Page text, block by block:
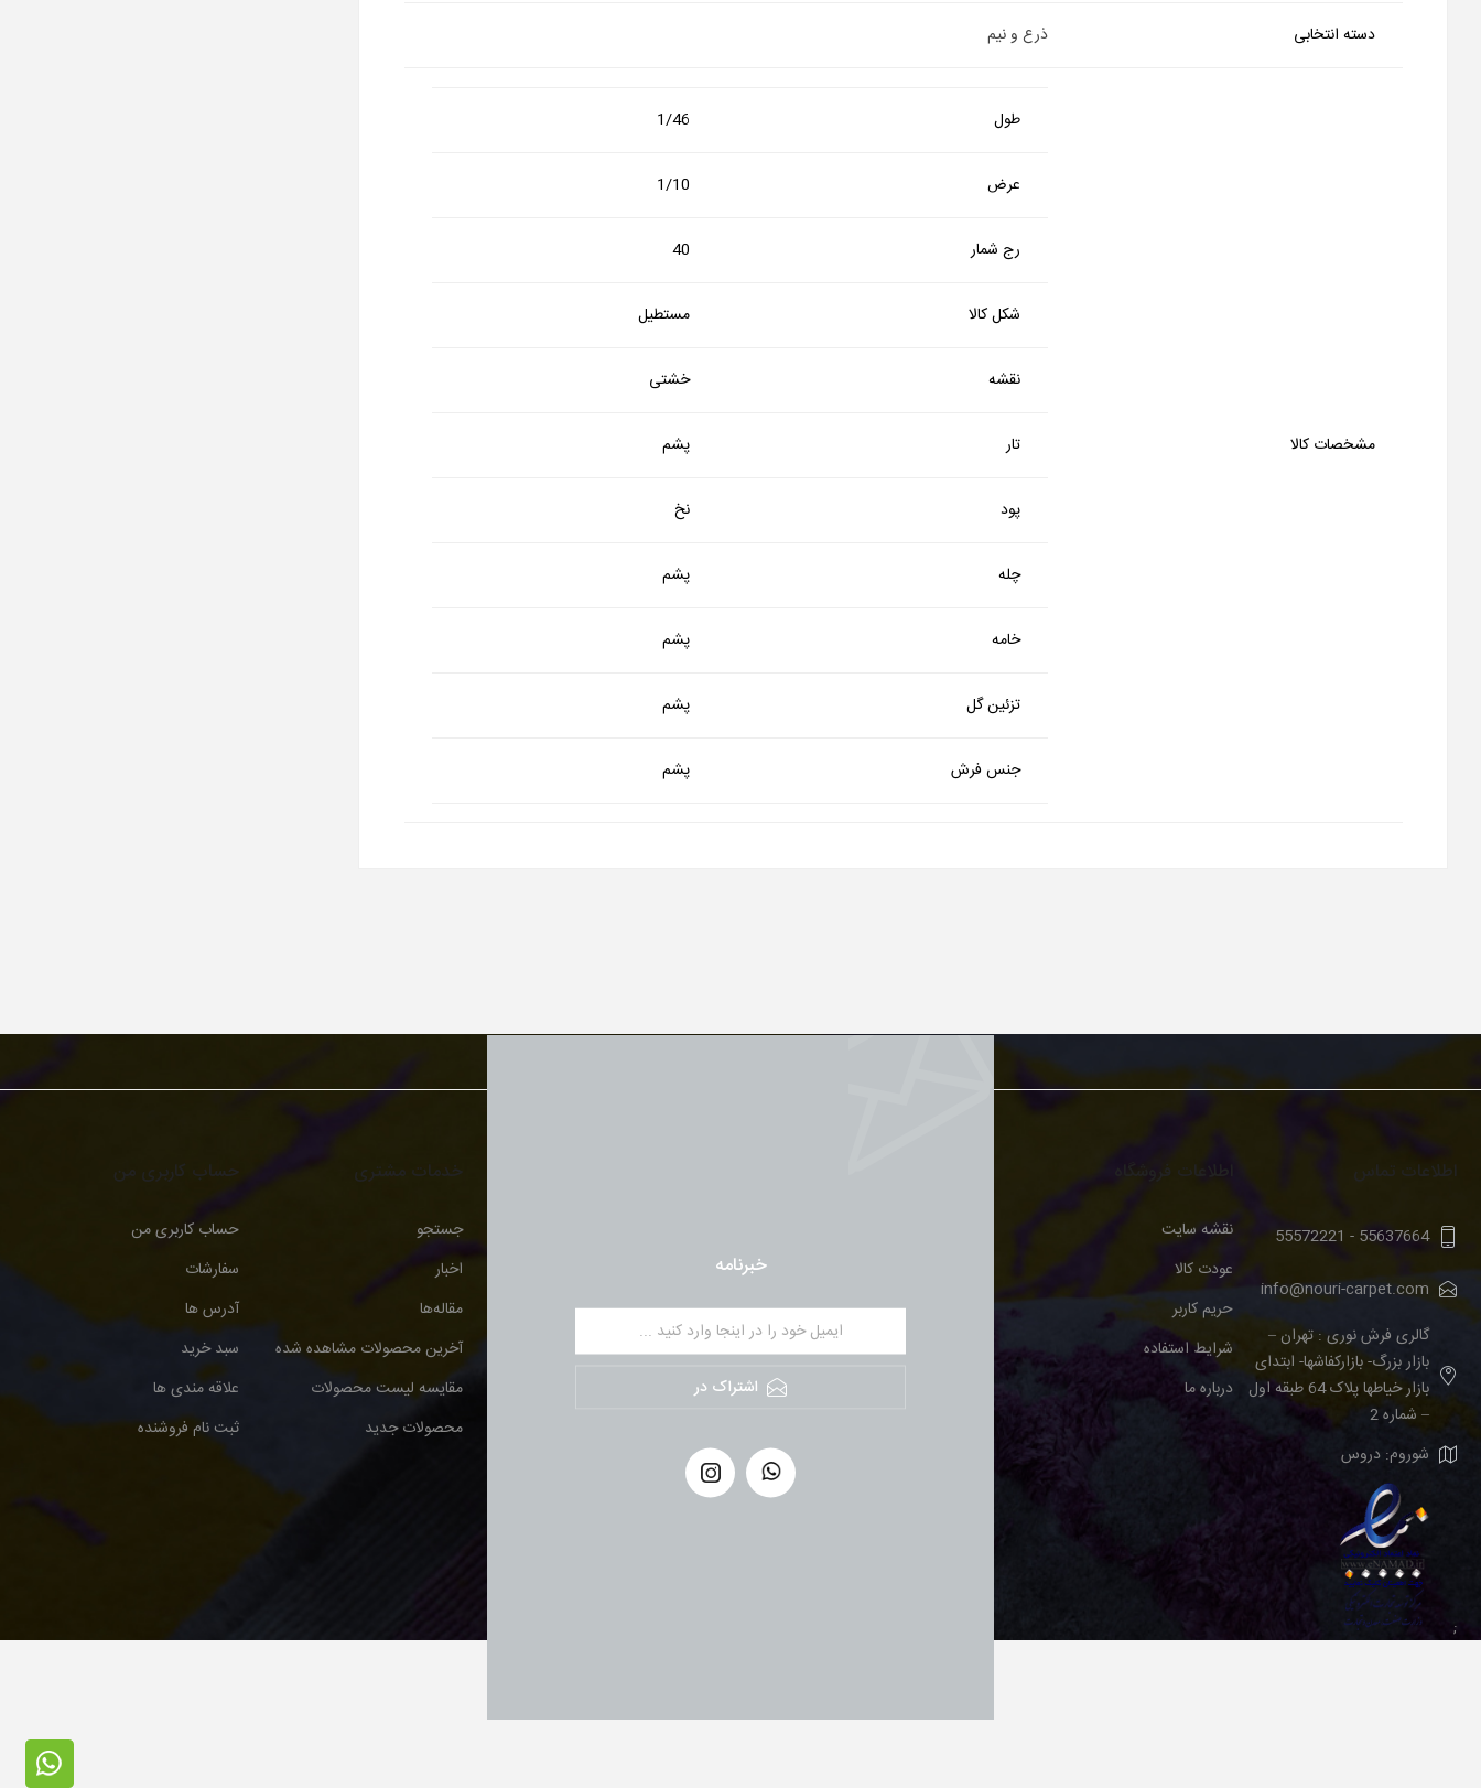
دسته انتخابی ذرع و نیم
مشخصات کالا
طول 1/46
عرض 1/10
رج شمار 40
شکل کالا مستطیل
نقشه خشتی
تار پشم
پود نخ
چله پشم
خامه پشم
تزئین گل پشم
جنس فرش پشم
خبرنامه
اشتراک در
اطلاعات تماس
55637664
-
55572221
info@nouri-carpet.com
گالری فرش نوری : تهران –
بازار بزرگ- بازارکفاشها- ابتدای
بازار خیاطها پلاک 64 طبقه اول
– شماره 2
شوروم: دروس
;
اطلاعات فروشگاه
نقشه سایت
عودت کالا
حریم کاربر
شرایط استفاده
درباره ما
خدمات مشتری
جستجو
اخبار
مقاله‌ها
آخرین محصولات مشاهده شده
مقایسه لیست محصولات
محصولات جدید
حساب کاربری من
حساب کاربری من
سفارشات
آدرس ها
سبد خرید
علاقه مندی ها
ثبت نام فروشنده